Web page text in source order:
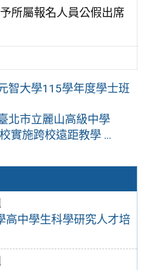
高中學生科學研究人才培
所屬報名人員公假出席
智大學115學年度學士班
北市立麗山高級中學
實施跨校遠距教學 ...